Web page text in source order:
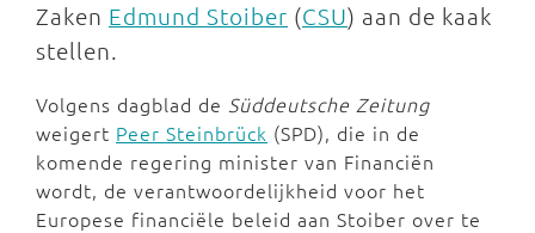
Zaken Edmund Stoiber (CSU) aan de kaak
stellen.
Volgens dagblad de Süddeutsche Zeitung
weigert Peer Steinbrück (SPD), die in de
komende regering minister van Financiën
wordt, de verantwoordelijkheid voor het
Europese financiële beleid aan Stoiber over te